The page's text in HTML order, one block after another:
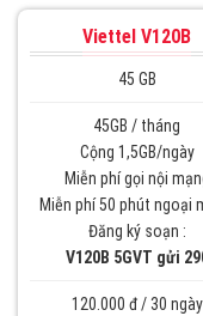
Viettel V120B
45 GB
45GB / tháng
Cộng 1,5GB/ngày
Miễn phí gọi nội
Miễn phí 50 phút ngoại
Đăng ký soạn :
V120B 5GVT gửi
120.000 đ / 30 ngày